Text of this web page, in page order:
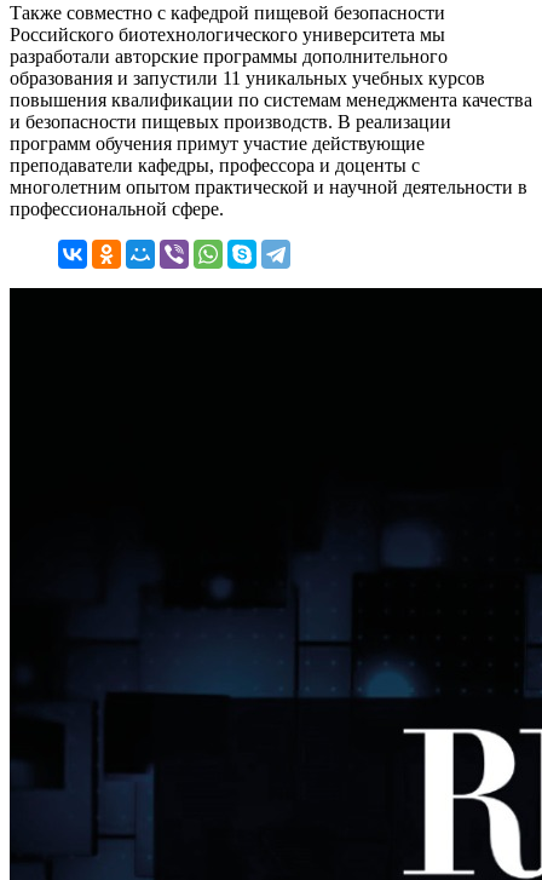
Также совместно с кафедрой пищевой безопасности
Российского биотехнологического университета мы
разработали авторские программы дополнительного
образования и запустили 11 уникальных учебных курсов
повышения квалификации по системам менеджмента качества
и безопасности пищевых производств. В реализации
программ обучения примут участие действующие
преподаватели кафедры, профессора и доценты с
многолетним опытом практической и научной деятельности в
профессиональной сфере.